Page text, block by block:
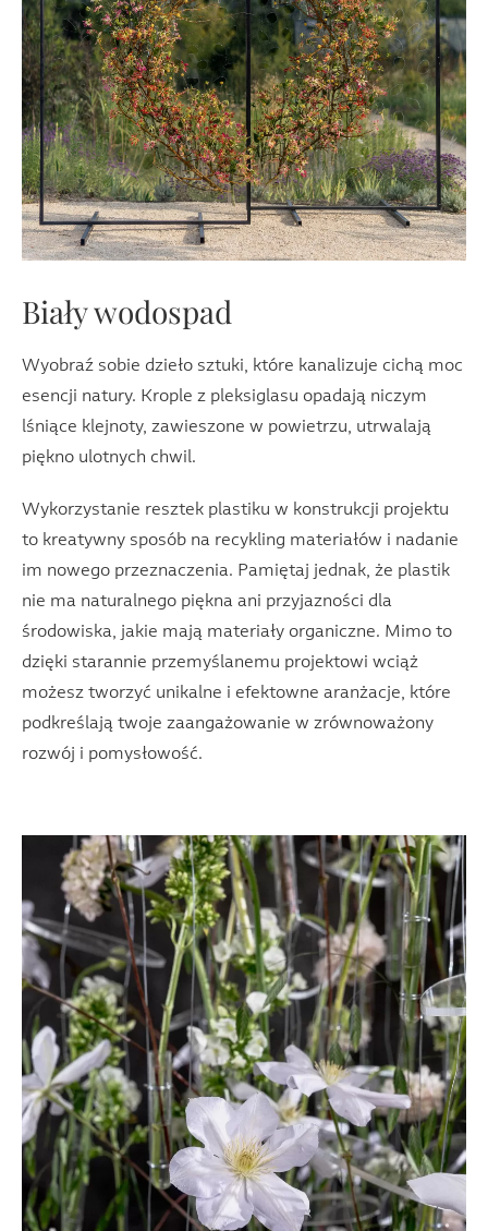
Biały wodospad
Wyobraź sobie dzieło sztuki, które kanalizuje cichą moc
esencji natury. Krople z pleksiglasu opadają niczym
lśniące klejnoty, zawieszone w powietrzu, utrwalają
piękno ulotnych chwil.
Wykorzystanie resztek plastiku w konstrukcji projektu
to kreatywny sposób na recykling materiałów i nadanie
im nowego przeznaczenia. Pamiętaj jednak, że plastik
nie ma naturalnego piękna ani przyjazności dla
środowiska, jakie mają materiały organiczne. Mimo to
dzięki starannie przemyślanemu projektowi wciąż
możesz tworzyć unikalne i efektowne aranżacje, które
podkreślają twoje zaangażowanie w zrównoważony
rozwój i pomysłowość.